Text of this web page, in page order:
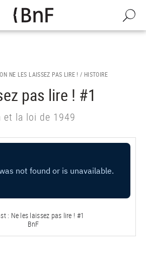
Recherche
NE LES LAISSEZ PAS LIRE ! / HISTOIRE
pas lire ! #1
et la loi de 1949
: Ne les laissez pas lire ! #1
BnF